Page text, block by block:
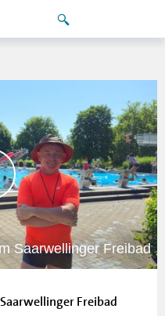
Saarwellinger Freibad
Freibad